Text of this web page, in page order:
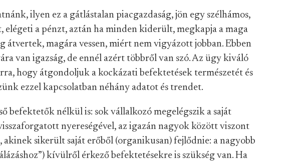
ilyen ez a gátlástalan piacgazdaság, jön egy szélhámos,
elégeti a pénzt, aztán ha minden kiderült, megkapja a maga
átvertek, magára vessen, miért nem vigyázott jobban. Ebben
van igazság, de ennél azért többről van szó. Az ügy kiváló
hogy átgondoljuk a kockázati befektetések természetét és
ezzel kapcsolatban néhány adatot és trendet.
befektetők nélkül is: sok vállalkozó megelégszik a saját
nyereségével, az igazán nagyok között viszont
akinek sikerült saját erőből (organikusan) fejlődnie: a nagyobb
kívülről érkező befektetésekre is szükség van. Ha